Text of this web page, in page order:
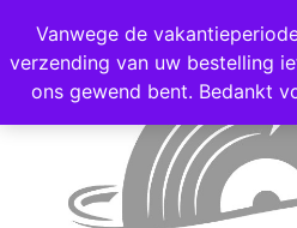
Voor 16:00 besteld =
Vanwege de
verzending van uw bestelling
ons gewend bent. Bedankt